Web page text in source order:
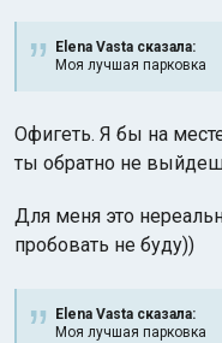
Elena Vasta сказалa:
Моя лучшая парковка
Офигеть. Я бы на
ты обратно не
Для меня это
пробовать не буду))
Elena Vasta сказалa:
Моя лучшая парковка